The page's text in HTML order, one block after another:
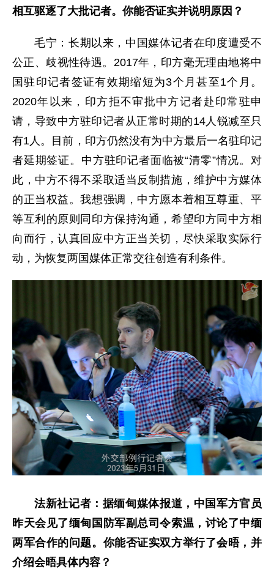
相互驱逐了大批记者。你能否证实并说明原因？
毛宁：长期以来，中国媒体记者在印度遭受不
公正、歧视性待遇。2017年，印方毫无理由地将中
国驻印记者签证有效期缩短为3个月甚至1个月。
2020年以来，印方拒不审批中方记者赴印常驻申
请，导致中方驻印记者从正常时期的14人锐减至只
有1人。目前，印方仍然没有为中方最后一名驻印记
者延期签证。中方驻印记者面临被“清零”情况。对
此，中方不得不采取适当反制措施，维护中方媒体
的正当权益。我想强调，中方愿本着相互尊重、平
等互利的原则同印方保持沟通，希望印方同中方相
向而行，认真回应中方正当关切，尽快采取实际行
动，为恢复两国媒体正常交往创造有利条件。
法新社记者：据缅甸媒体报道，中国军方官员
昨天会见了缅甸国防军副总司令索温，讨论了中缅
两军合作的问题。你能否证实双方举行了会晤，并
介绍会晤具体内容？